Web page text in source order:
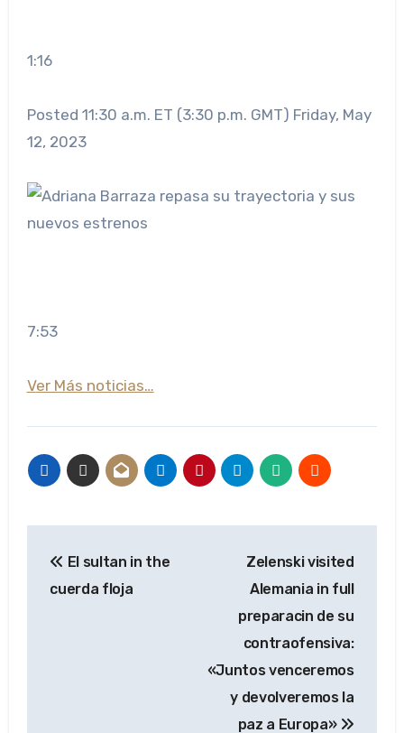
1:16
Posted 11:30 a.m. ET (3:30 p.m. GMT) Friday, May
12, 2023
7:53
Ver Más noticias…
de
El sultan in the
cuerda floja
Zelenski visited
Alemania in full
preparacin de su
contraofensiva:
«Juntos venceremos
y devolveremos la
paz a Europa»